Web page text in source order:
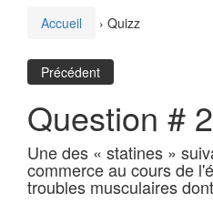
Accueil › Quizz
Précédent
Question #
Une des « statines »
commerce au cours de
troubles musculaires